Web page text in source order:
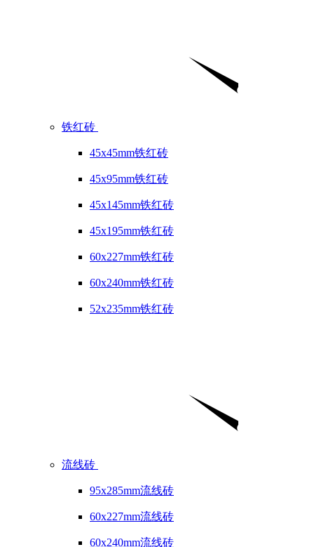
铁红砖
45x45mm铁红砖
45x95mm铁红砖
45x145mm铁红砖
45x195mm铁红砖
60x227mm铁红砖
60x240mm铁红砖
52x235mm铁红砖
流线砖
95x285mm流线砖
60x227mm流线砖
60x240mm流线砖